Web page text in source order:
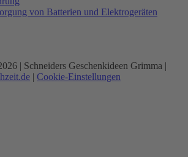
von Batterien und Elektrogeräten
| Schneiders Geschenkideen Grimma |
| Cookie-Einstellungen